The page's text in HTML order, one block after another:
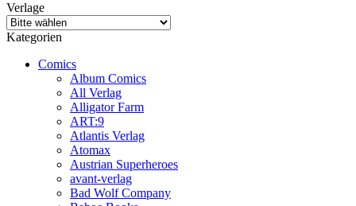
Verlage
Kategorien
Comics
Album Comics
All Verlag
Alligator Farm
ART:9
Atlantis Verlag
Atomax
Austrian Superheroes
avant-verlag
Bad Wolf Company